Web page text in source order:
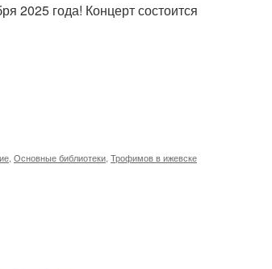
2025 года! Концерт состоится
Основные библиотеки Трофимов в ижевске